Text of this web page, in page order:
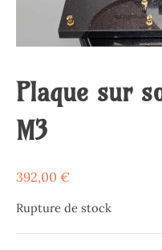
Plaque sur
M3
392,00 €
Rupture de stock